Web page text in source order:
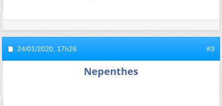
24/01/2020, 17h26 #3
Nepenthes